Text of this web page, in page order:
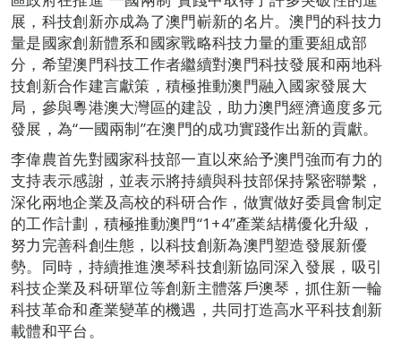
展，科技創新亦成為了澳門嶄新的名片。澳門的科技力
量是國家創新體系和國家戰略科技力量的重要組成部
分，希望澳門科技工作者繼續對澳門科技發展和兩地科
技創新合作建言獻策，積極推動澳門融入國家發展大
局，參與粵港澳大灣區的建設，助力澳門經濟適度多元
發展，為“一國兩制”在澳門的成功實踐作出新的貢獻。
李偉農首先對國家科技部一直以來給予澳門強而有力的
支持表示感謝，並表示將持續與科技部保持緊密聯繫，
深化兩地企業及高校的科研合作，做實做好委員會制定
的工作計劃，積極推動澳門“1+4”產業結構優化升級，
努力完善科創生態，以科技創新為澳門塑造發展新優
勢。同時，持續推進澳琴科技創新協同深入發展，吸引
科技企業及科研單位等創新主體落戶澳琴，抓住新一輪
科技革命和產業變革的機遇，共同打造高水平科技創新
載體和平台。